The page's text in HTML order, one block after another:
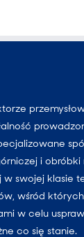
i
swojej klasie
wśród
w celu
co się stanie.